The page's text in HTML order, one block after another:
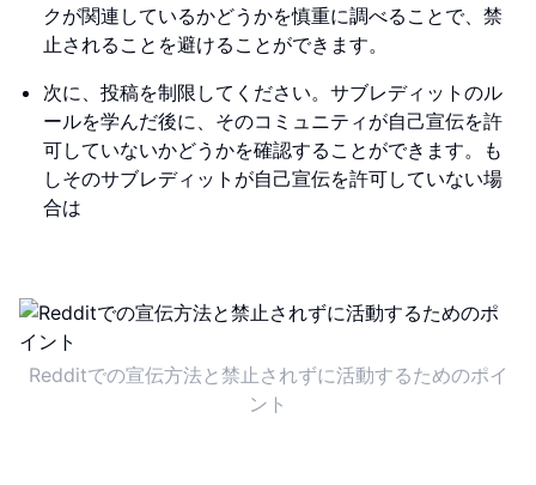
クが関連しているかどうかを慎重に調べることで、禁
止されることを避けることができます。
次に、投稿を制限してください。サブレディットのル
ールを学んだ後に、そのコミュニティが自己宣伝を許
可していないかどうかを確認することができます。も
しそのサブレディットが自己宣伝を許可していない場
合は
Redditでの宣伝方法と禁止されずに活動するためのポイ
ント